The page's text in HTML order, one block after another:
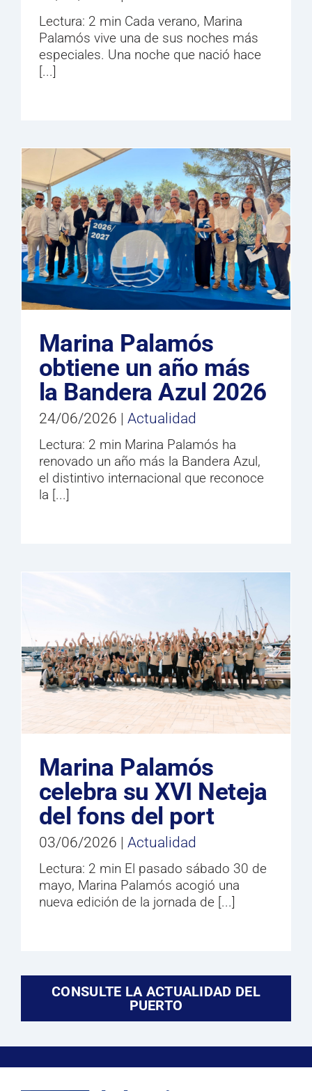
Lectura: 2 min Cada verano, Marina
Palamós vive una de sus noches más
especiales. Una noche que nació hace
[...]
Marina Palamós
obtiene un año más
la Bandera Azul 2026
24/06/2026 | Actualidad
Lectura: 2 min Marina Palamós ha
renovado un año más la Bandera Azul,
el distintivo internacional que reconoce
la [...]
Marina Palamós
celebra su XVI Neteja
del fons del port
03/06/2026 | Actualidad
Lectura: 2 min El pasado sábado 30 de
mayo, Marina Palamós acogió una
nueva edición de la jornada de [...]
CONSULTE LA ACTUALIDAD DEL
PUERTO